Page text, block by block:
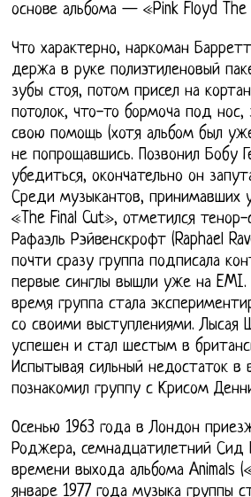
основе альбома — «Pink Floyd The
Что характерно, наркоман
держа в руке полиэтиленовый
зубы стоя, потом присел на
потолок, что-то бормоча под
свою помощь (хотя альбом был
не попрощавшись. Позвонил Бобу
убедиться, окончательно он
Среди музыкантов, принимавших
«The Final Cut», отметился тенор-
Рафаэль Рэйвенскрофт (Raphael
почти сразу группа подписала
первые синглы вышли уже на
время группа стала
со своими выступлениями. Лысая
успешен и стал шестым в
Испытывая сильный недостаток в
познакомил группу с Крисом
Осенью 1963 года в Лондон
Роджера, семнадцатилетний Сид
времени выхода альбома Animals
январе 1977 года музыка группы